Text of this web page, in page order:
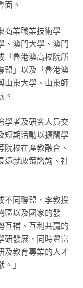
面。
商業職業技術學
、澳門大學、澳門
「魯港澳高校院所
盟」以及「魯港澳
山東大學、山東師
。
學者及研究人員交
短期活動以擴闊學
校在產教融合、
遠就政策諮詢、社
不同聯盟，李教授
區以及國家的發
互補、互利共贏的
研發展，同時豐富
及教育專業的人才
」